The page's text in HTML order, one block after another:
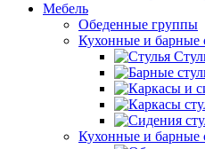
Мебель
Обеденные группы
Кухонные и барные
Кухонные и барные